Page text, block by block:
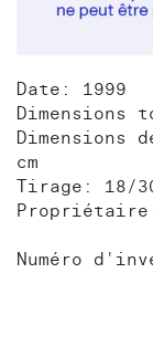
Date: 1999
Dimensions
Dimensions
cm
Tirage: 18/
Numéro